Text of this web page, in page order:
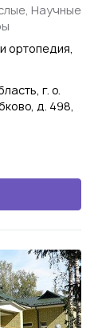
Научные
ортопедия,
г. о.
д. 498,